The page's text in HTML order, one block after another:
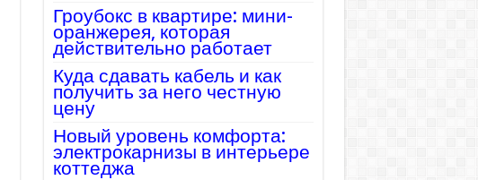
Гроубокс в квартире: мини-
оранжерея, которая
действительно работает
Куда сдавать кабель и как
получить за него честную
цену
Новый уровень комфорта:
электрокарнизы в интерьере
коттеджа